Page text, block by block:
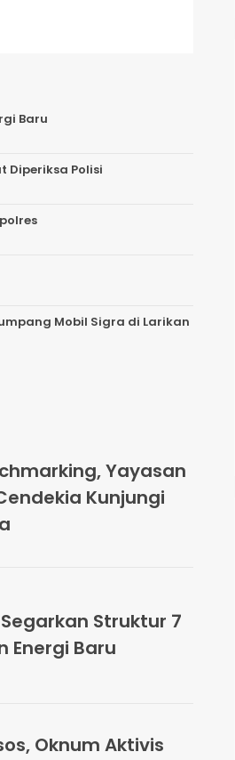
Baru
Diperiksa Polisi
Mobil Sigra di Larikan
Yayasan
Kunjungi
Struktur 7
Energi Baru
Oknum Aktivis